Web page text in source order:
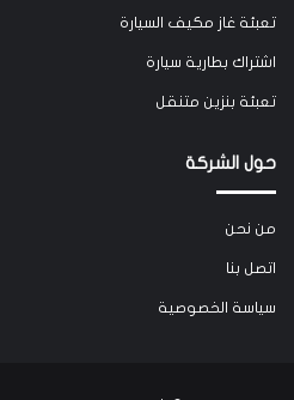
تعبئة غاز مكيف السيارة
اشتراك بطارية سيارة
تعبئة بنزين متنقل
حول الشركة
من نحن
اتصل بنا
سياسة الخصوصية